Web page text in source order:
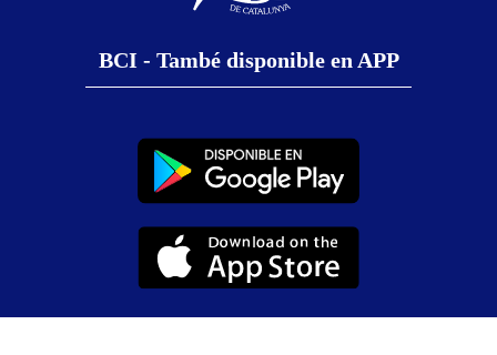
BCI - També disponible en APP